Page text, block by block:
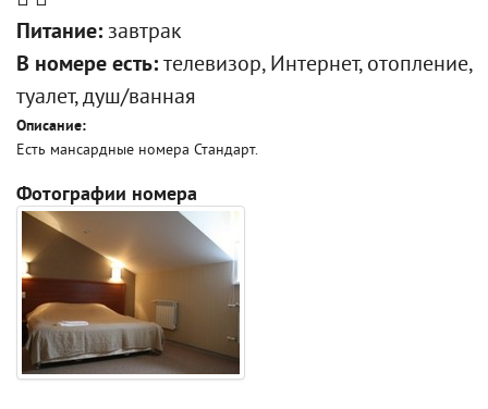
Питание: завтрак
В номере есть: телевизор, Интернет, отопление,
туалет, душ/ванная
Описание:
Есть мансардные номера Стандарт.
Фотографии номера